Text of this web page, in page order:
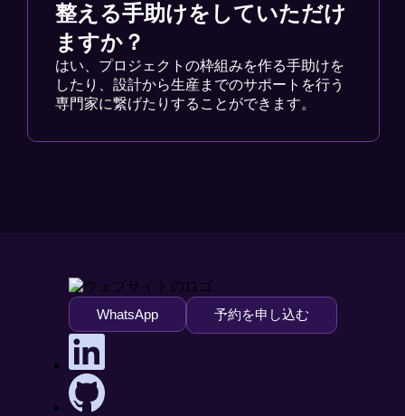
整える手助けをしていただけ
ますか？
はい、プロジェクトの枠組みを作る手助けを
したり、設計から生産までのサポートを行う
専門家に繋げたりすることができます。
WhatsApp 予約を申し込む